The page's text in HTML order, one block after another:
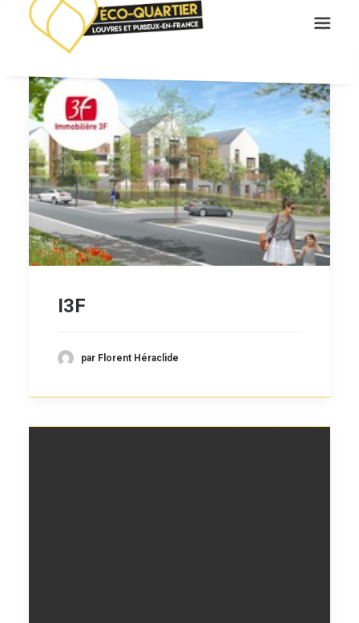
VILLES ET LOCALISATION
ÉCO-QUARTIER
LES 3 QUARTIERS
LES RÉSIDENCES
ACTUALITÉS
I3F
par Florent Héraclide